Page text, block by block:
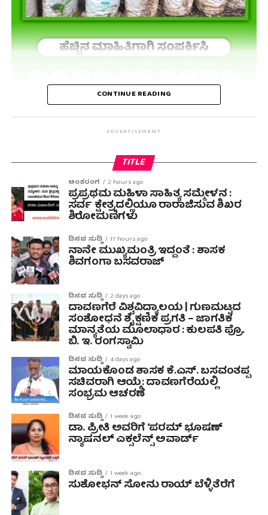
CONTINUE READING
ADVERTISEMENT
TITLE
ಅಂತರಂಗ 2 hours ago
ಪ್ರಪ್ರಥಮ ಮಹಿಳಾ ಸಾಹಿತ್ಯ ಸಮ್ಮೇಳನ :
ಸರ್ವ ಕ್ಷೇತ್ರದಲ್ಲಿಯೂ ರಾರಾಜಿಸುವ ಶಿಖರ
ಶಿರೋಮಣಿಗಳು
ದಿನದ ಸುದ್ದಿ 17 hours ago
ನಾನೇ ಮುಖ್ಯಮಂತ್ರಿ ಇದ್ದಂತೆ : ಶಾಸಕ
ಶಿವಗಂಗಾ ಬಸವರಾಜ್
ದಿನದ ಸುದ್ದಿ 2 days ago
ದಾವಣಗೆರೆ ವಿಶ್ವವಿದ್ಯಾಲಯ | ಗುಣಮಟ್ಟದ
ಸಂಶೋಧನೆ ಶೈಕ್ಷಣಿಕ ಪ್ರಗತಿ – ಜಾಗತಿಕ
ಮಾನ್ಯತೆಯ ಮೂಲಾಧಾರ : ಕುಲಪತಿ ಪ್ರೊ.
ಬಿ. ಇ. ರಂಗಸ್ವಾಮಿ
ದಿನದ ಸುದ್ದಿ 4 days ago
ಮಾಯಕೊಂಡ ಶಾಸಕ ಕೆ.ಎಸ್. ಬಸವಂತಪ್ಪ
ಸಚಿವರಾಗಿ ಆಯ್ಕೆ: ದಾವಣಗೆರೆಯಲ್ಲಿ
ಸಂಭ್ರಮ ಆಚರಣೆ
ದಿನದ ಸುದ್ದಿ 1 week ago
ಡಾ. ಪ್ರೀತಿ ಅವರಿಗೆ ‘ಪರಮ್ ಭೂಷಣ್
ನ್ಯಾಷನಲ್ ಎಕ್ಸಲೆನ್ಸ್ ಅವಾರ್ಡ್
ದಿನದ ಸುದ್ದಿ 1 week ago
ಸುಶೋಭನ್ ಸೋನು ರಾಯ್ ಬೆಳ್ಳಿತೆರೆಗೆ